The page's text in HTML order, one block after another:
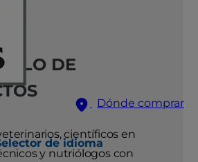
Dónde comprar
de idioma
DE
científicos en
y nutriólogos con